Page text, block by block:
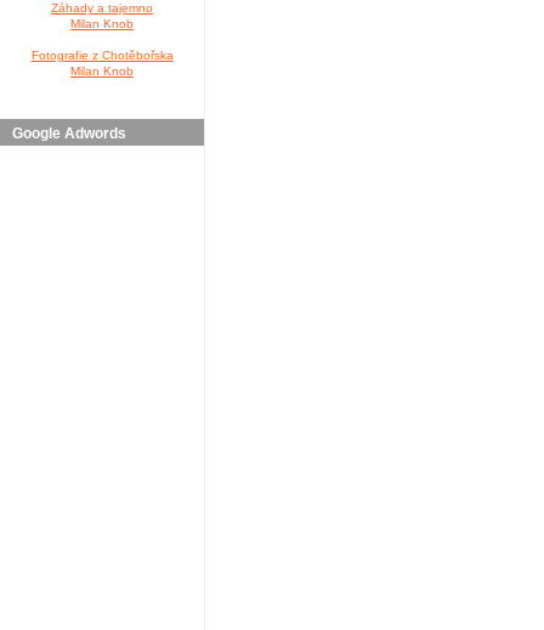
Záhady a tajemno
Milan Knob
Fotografie z Chotěbořska
Milan Knob
Google Adwords